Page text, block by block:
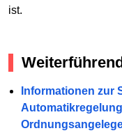
ist.
Informationen zur